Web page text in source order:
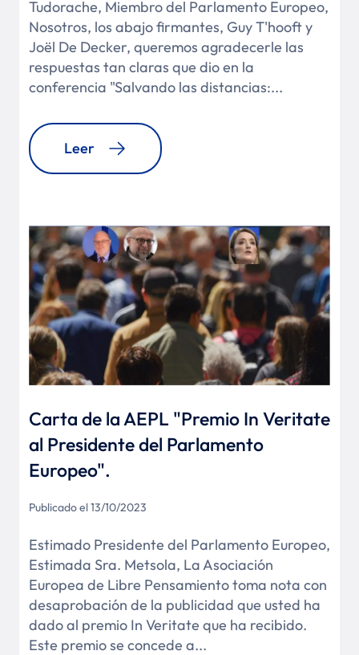
Tudorache, Miembro del Parlamento Europeo,
Nosotros, los abajo firmantes, Guy T'hooft y
Joël De Decker, queremos agradecerle las
respuestas tan claras que dio en la
conferencia "Salvando las distancias:...
Leer
Carta de la AEPL "Premio In Veritate
al Presidente del Parlamento
Europeo".
Publicado el 13/10/2023
Estimado Presidente del Parlamento Europeo,
Estimada Sra. Metsola, La Asociación
Europea de Libre Pensamiento toma nota con
desaprobación de la publicidad que usted ha
dado al premio In Veritate que ha recibido.
Este premio se concede a...